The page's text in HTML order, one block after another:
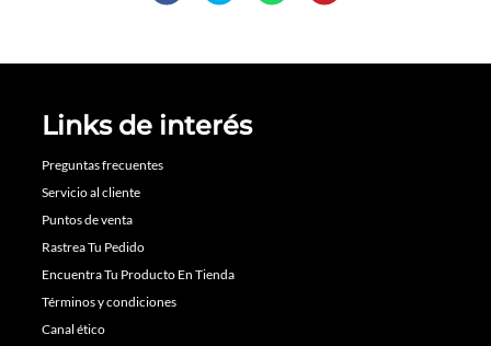
Links de interés
Preguntas frecuentes
Servicio al cliente
Puntos de venta
Rastrea Tu Pedido
Encuentra Tu Producto En Tienda
Términos y condiciones
Canal ético